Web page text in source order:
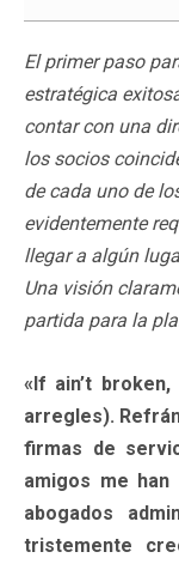
El primer paso
estratégica
contar con una
los socios
de cada uno de
evidentemente
llegar a algún
Una visión
partida para la
«If ain’t
arregles).
firmas de
amigos me
abogados
tristemente